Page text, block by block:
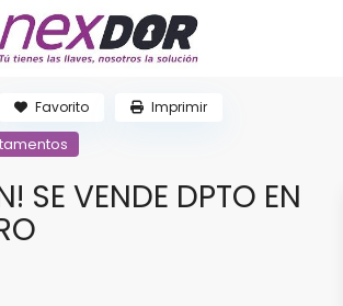
SE VENDE DPTO EN
Favorito Imprimir